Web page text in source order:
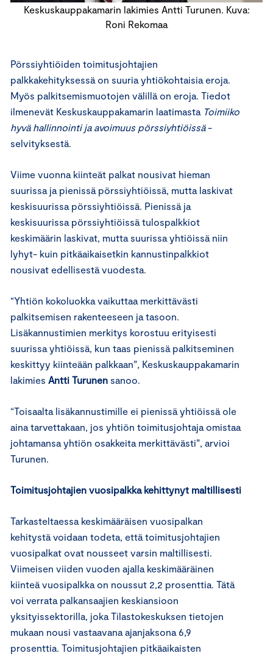
Keskuskauppakamarin lakimies Antti Turunen. Kuva:
Roni Rekomaa
Pörssiyhtiöiden toimitusjohtajien
palkkakehityksessä on suuria yhtiökohtaisia eroja.
Myös palkitsemismuotojen välillä on eroja. Tiedot
ilmenevät Keskuskauppakamarin laatimasta Toimiiko
hyvä hallinnointi ja avoimuus pörssiyhtiöissä-
selvityksestä.
Viime vuonna kiinteät palkat nousivat hieman
suurissa ja pienissä pörssiyhtiöissä, mutta laskivat
keskisuurissa pörssiyhtiöissä. Pienissä ja
keskisuurissa pörssiyhtiöissä tulospalkkiot
keskimäärin laskivat, mutta suurissa yhtiöissä niin
lyhyt- kuin pitkäaikaisetkin kannustinpalkkiot
nousivat edellisestä vuodesta.
“Yhtiön kokoluokka vaikuttaa merkittävästi
palkitsemisen rakenteeseen ja tasoon.
Lisäkannustimien merkitys korostuu erityisesti
suurissa yhtiöissä, kun taas pienissä palkitseminen
keskittyy kiinteään palkkaan”, Keskuskauppakamarin
lakimies Antti Turunen sanoo.
“Toisaalta lisäkannustimille ei pienissä yhtiöissä ole
aina tarvettakaan, jos yhtiön toimitusjohtaja omistaa
johtamansa yhtiön osakkeita merkittävästi”, arvioi
Turunen.
Toimitusjohtajien vuosipalkka kehittynyt maltillisesti
Tarkasteltaessa keskimääräisen vuosipalkan
kehitystä voidaan todeta, että toimitusjohtajien
vuosipalkat ovat nousseet varsin maltillisesti.
Viimeisen viiden vuoden ajalla keskimääräinen
kiinteä vuosipalkka on noussut 2,2 prosenttia. Tätä
voi verrata palkansaajien keskiansioon
yksityissektorilla, joka Tilastokeskuksen tietojen
mukaan nousi vastaavana ajanjaksona 6,9
prosenttia. Toimitusjohtajien pitkäaikaisten